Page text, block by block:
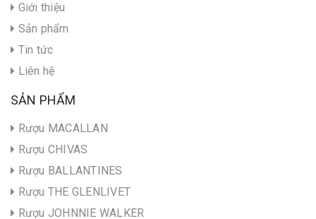
Giới thiệu
Sản phẩm
Tin tức
Liên hệ
SẢN PHẨM
Rượu MACALLAN
Rượu CHIVAS
Rượu BALLANTINES
Rượu THE GLENLIVET
Rượu JOHNNIE WALKER